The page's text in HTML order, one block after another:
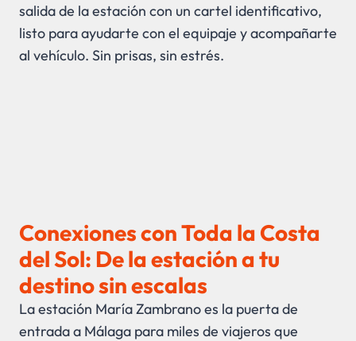
salida de la estación con un cartel identificativo,
listo para ayudarte con el equipaje y acompañarte
al vehículo. Sin prisas, sin estrés.
Conexiones con Toda la Costa
del Sol: De la estación a tu
destino sin escalas
La estación María Zambrano es la puerta de
entrada a Málaga para miles de viajeros que